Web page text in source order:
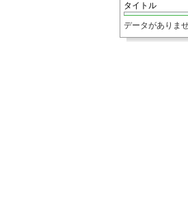
タイトル
データがありませ